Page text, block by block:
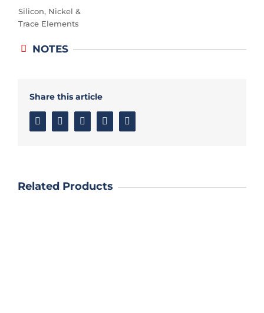
Silicon, Nickel &
Trace Elements
NOTES
Share this article
FacebookTwitter LinkedinGoogle+
Related Products